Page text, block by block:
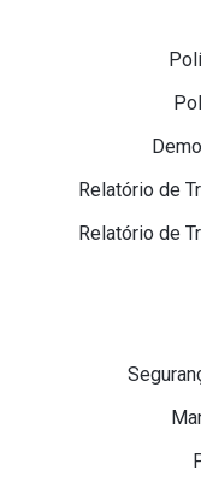
Relatório de
Relatório de